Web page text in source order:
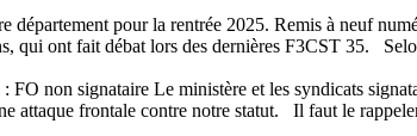
pour la rentrée 2025. Remis à neuf
qui ont fait débat lors des dernières F3CST 35.
FO non signataire Le ministère et les syndicats
attaque frontale contre notre statut. Il faut le